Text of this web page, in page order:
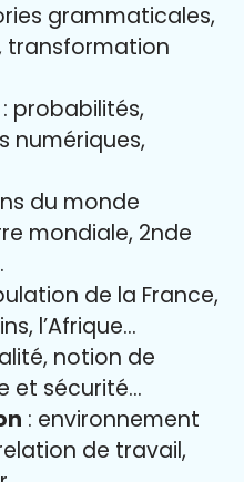
grammaticales,
transformation
: probabilités,
numériques,
du monde
mondiale, 2nde
de la France,
l’Afrique…
notion de
et sécurité…
: environnement
de travail,